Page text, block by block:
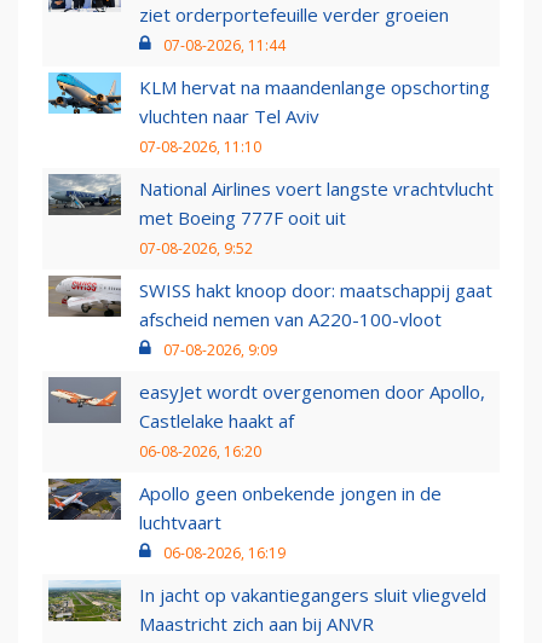
ziet orderportefeuille verder groeien
07-08-2026, 11:44
KLM hervat na maandenlange opschorting
vluchten naar Tel Aviv
07-08-2026, 11:10
National Airlines voert langste vrachtvlucht
met Boeing 777F ooit uit
07-08-2026, 9:52
SWISS hakt knoop door: maatschappij gaat
afscheid nemen van A220-100-vloot
07-08-2026, 9:09
easyJet wordt overgenomen door Apollo,
Castlelake haakt af
06-08-2026, 16:20
Apollo geen onbekende jongen in de
luchtvaart
06-08-2026, 16:19
In jacht op vakantiegangers sluit vliegveld
Maastricht zich aan bij ANVR